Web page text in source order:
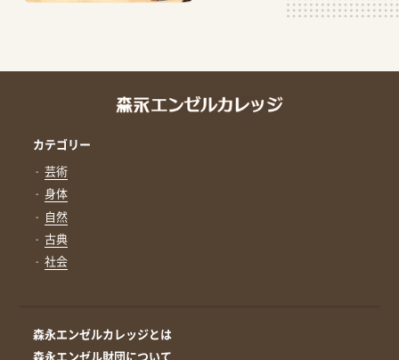
カテゴリー
芸術
身体
自然
古典
社会
森永エンゼルカレッジとは
森永エンゼル財団について